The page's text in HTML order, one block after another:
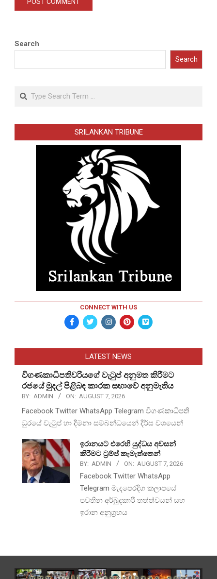
Search
Search
Search
SRILANKAN TRIBUNE
CONNECT WITH US
LATEST NEWS
විගණකාධිපතිවරියගේ වැටුප් අනුමත කිරීමට
රජයේ මුදල් පිළිබඳ කාරක සභාවේ අනුමැතිය
BY: ADMIN ON: AUGUST 7, 2026
Facebook Twitter WhatsApp Telegram විගණකාධිපති
ධුරයේ වැටුප් හා දීමනා සම්බන්ධයෙන් දීර්ඝ වශයෙන්
ඉරානයට එරෙහි යුද්ධය අවසන්
කිරීමට ට්‍රම්ප් කැමැත්තෙන්
BY: ADMIN ON: AUGUST 7, 2026
Facebook Twitter WhatsApp
Telegram මැදපෙරදිග කලාපයේ
පවතින අර්බුදකාරී තත්ත්වයන් සහ
ඉරාන අනුග්‍රහය